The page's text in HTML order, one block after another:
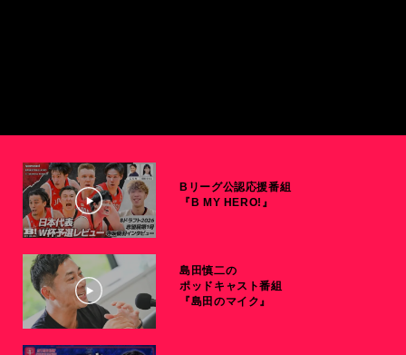
Bリーグ公認応援番組
『B MY HERO!』
島田慎二の
ポッドキャスト番組
『島田のマイク』